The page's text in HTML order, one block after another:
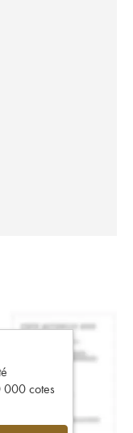
000 cotes